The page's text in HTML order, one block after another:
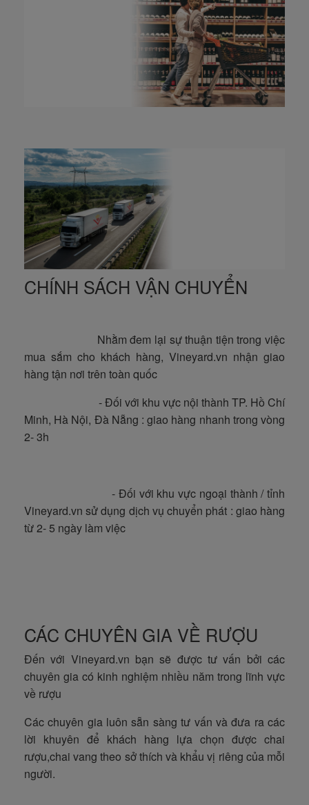
CHÍNH SÁCH VẬN CHUYỂN
Nhằm đem lại sự thuận tiện trong việc
mua sắm cho khách hàng, Vineyard.vn nhận giao
hàng tận nơi trên toàn quốc
- Đối với khu vực nội thành TP. Hồ Chí
Minh, Hà Nội, Đà Nẵng : giao hàng nhanh trong vòng
2- 3h
- Đối với khu vực ngoại thành / tỉnh
Vineyard.vn sử dụng dịch vụ chuyển phát : giao hàng
từ 2- 5 ngày làm việc
CÁC CHUYÊN GIA VỀ RƯỢU
Đến với Vineyard.vn bạn sẽ được tư vấn bởi các
chuyên gia có kinh nghiệm nhiều năm trong lĩnh vực
về rượu
Các chuyên gia luôn sẵn sàng tư vấn và đưa ra các
lời khuyên để khách hàng lựa chọn được chai
rượu,chai vang theo sở thích và khẩu vị riêng của mỗi
người.